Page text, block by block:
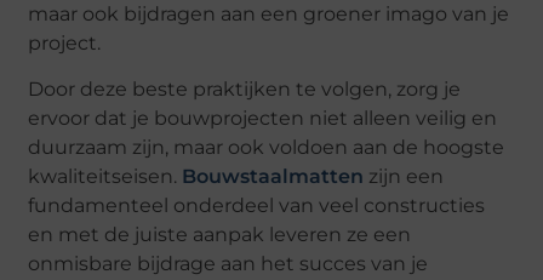
maar ook bijdragen aan een groener imago van je
project.
Door deze beste praktijken te volgen, zorg je
ervoor dat je bouwprojecten niet alleen veilig en
duurzaam zijn, maar ook voldoen aan de hoogste
kwaliteitseisen. Bouwstaalmatten zijn een
fundamenteel onderdeel van veel constructies
en met de juiste aanpak leveren ze een
onmisbare bijdrage aan het succes van je